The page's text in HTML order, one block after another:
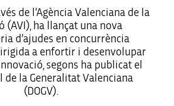
de l’Agència Valenciana de la
(AVI), ha llançat una nova
d’ajudes en concurrència
a enfortir i desenvolupar
segons ha publicat el
de la Generalitat Valenciana
(DOGV).